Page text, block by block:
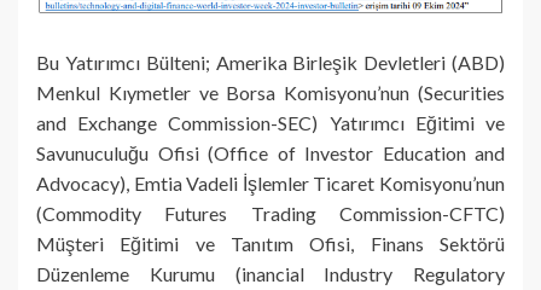
Bu Yatırımcı Bülteni; Amerika Birleşik Devletleri (ABD)
Menkul Kıymetler ve Borsa Komisyonu’nun (Securities
and Exchange Commission-SEC) Yatırımcı Eğitimi ve
Savunuculuğu Ofisi (Office of Investor Education and
Advocacy), Emtia Vadeli İşlemler Ticaret Komisyonu’nun
(Commodity Futures Trading Commission-CFTC)
Müşteri Eğitimi ve Tanıtım Ofisi, Finans Sektörü
Düzenleme Kurumu (inancial Industry Regulatory